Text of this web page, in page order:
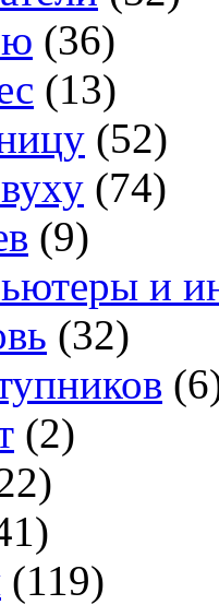
(36)
(13)
(52)
(74)
(9)
и
(32)
(2)
(119)